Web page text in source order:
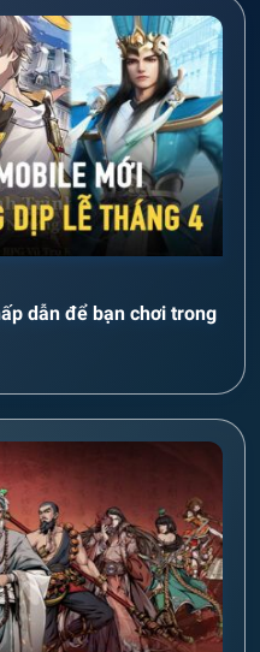
dẫn để bạn chơi trong